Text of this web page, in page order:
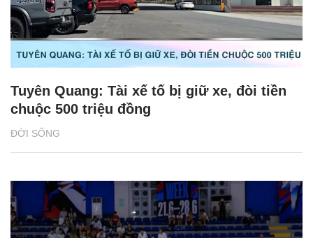
ĐỜI SỐNG
Tuyên Quang: Tài xế tố bị giữ xe, đòi tiền
chuộc 500 triệu đồng